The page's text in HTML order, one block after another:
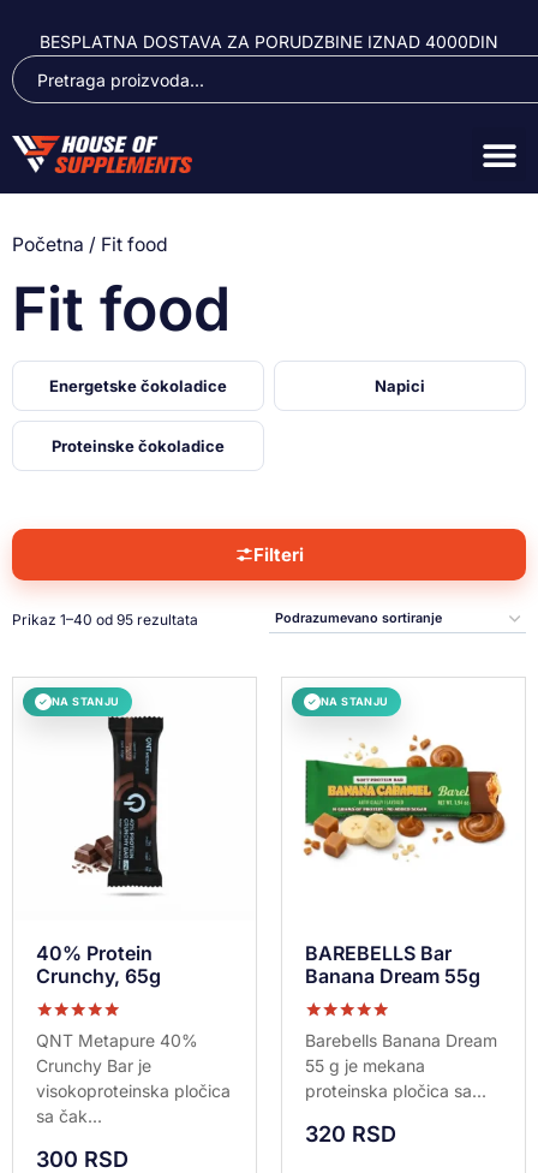
BESPLATNA DOSTAVA ZA PORUDZBINE IZNAD 4000DIN
Početna / Fit food
Fit food
Energetske čokoladice Napici
Proteinske čokoladice
Filteri
Prikaz 1–40 od 95 rezultata
✓ NA STANJU
40% Protein
Crunchy, 65g
Ocenjeno sa
5.00
od 5
QNT Metapure 40%
Crunchy Bar je
visokoproteinska pločica
sa čak...
300 RSD
✓ NA STANJU
BAREBELLS Bar
Banana Dream 55g
Ocenjeno sa
5.00
od 5
Barebells Banana Dream
55 g je mekana
proteinska pločica sa...
320 RSD